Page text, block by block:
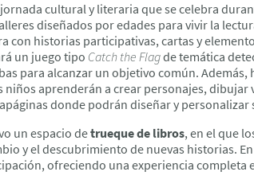
cultural y literaria que se celebra
diseñados por edades para vivir la
con historias participativas, cartas y
un juego tipo Catch the Flagde temática
para alcanzar un objetivo común.
aprenderán a crear personajes,
donde podrán diseñar y
un espacio detrueque de libros, en el que
y el descubrimiento de nuevas historias.
ofreciendo una experiencia completa